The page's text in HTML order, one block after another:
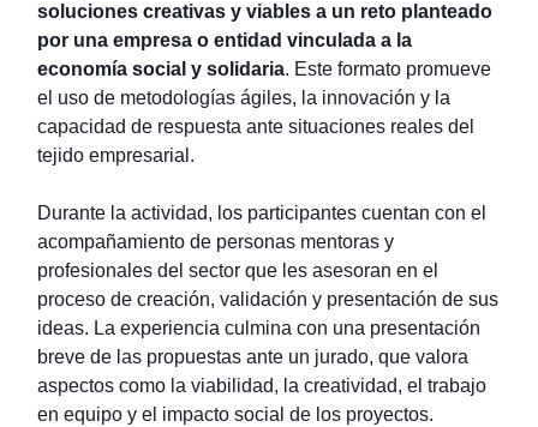
soluciones creativas y viables a un reto planteado
por una empresa o entidad vinculada a la
economía social y solidaria. Este formato promueve
el uso de metodologías ágiles, la innovación y la
capacidad de respuesta ante situaciones reales del
tejido empresarial.
Durante la actividad, los participantes cuentan con el
acompañamiento de personas mentoras y
profesionales del sector que les asesoran en el
proceso de creación, validación y presentación de sus
ideas. La experiencia culmina con una presentación
breve de las propuestas ante un jurado, que valora
aspectos como la viabilidad, la creatividad, el trabajo
en equipo y el impacto social de los proyectos.